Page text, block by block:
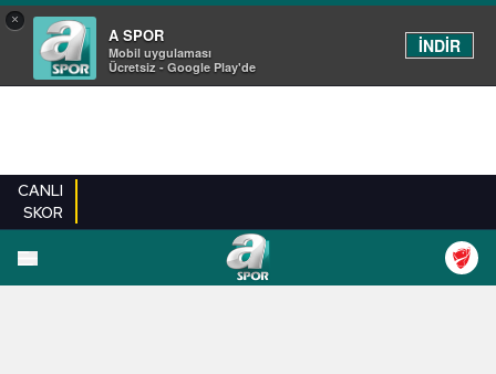
×
A SPOR
Mobil uygulaması
Ücretsiz - Google Play'de
İNDİR
CANLI
SKOR